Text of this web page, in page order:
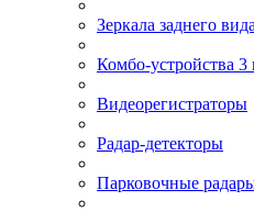
Зеркала заднего вида
Комбо-устройства 3
Видеорегистраторы
Радар-детекторы
Парковочные